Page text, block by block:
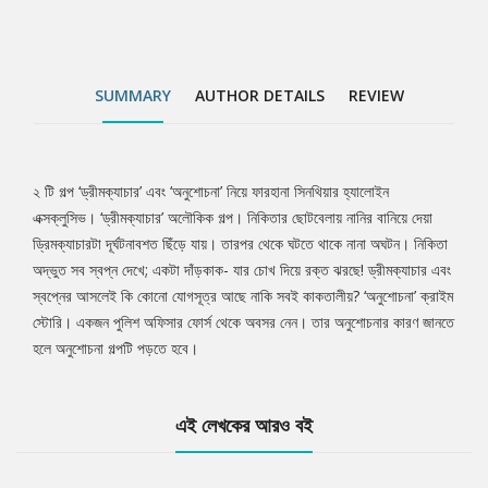
SUMMARY AUTHOR DETAILS REVIEW
Tab
Article
২ টি গল্প ‘ড্রীমক্যাচার’ এবং ‘অনুশোচনা’ নিয়ে ফারহানা সিনথিয়ার হ্যালোইন
এক্সক্লুসিভ। ‘ড্রীমক্যাচার’ অলৌকিক গল্প। নিকিতার ছোটবেলায় নানির বানিয়ে দেয়া
ড্রিমক্যাচারটা দূর্ঘটনাবশত ছিঁড়ে যায়। তারপর থেকে ঘটতে থাকে নানা অঘটন। নিকিতা
অদ্ভুত সব স্বপ্ন দেখে; একটা দাঁড়কাক- যার চোখ দিয়ে রক্ত ঝরছে! ড্রীমক্যাচার এবং
স্বপ্নের আসলেই কি কোনো যোগসূত্র আছে নাকি সবই কাকতালীয়? ‘অনুশোচনা’ ক্রাইম
স্টোরি। একজন পুলিশ অফিসার ফোর্স থেকে অবসর নেন। তার অনুশোচনার কারণ জানতে
হলে অনুশোচনা গল্পটি পড়তে হবে।
এই লেখকের আরও বই